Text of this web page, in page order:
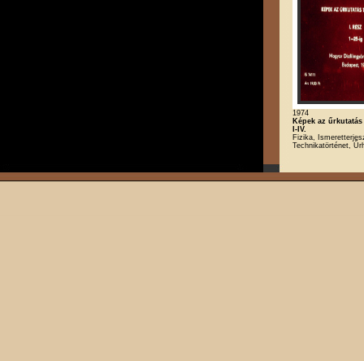
1974
Képek az
I-IV.
Fizika,
Technikatörténet,